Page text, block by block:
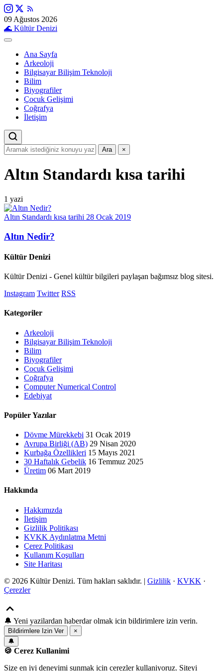
09 Ağustos 2026
🌊 Kültür Denizi
Ana Sayfa
Arkeoloji
Bilgisayar Bilişim Teknoloji
Bilim
Biyografiler
Çocuk Gelişimi
Coğrafya
İletişim
Ara ×
Altın Standardı kısa tarihi
1 yazi
Altın Standardı kısa tarihi 28 Ocak 2019
Altın Nedir?
Kültür Denizi
Kültür Denizi - Genel kültür bilgileri paylaşan bağımsız blog sitesi.
Instagram Twitter RSS
Kategoriler
Arkeoloji
Bilgisayar Bilişim Teknoloji
Bilim
Biyografiler
Çocuk Gelişimi
Coğrafya
Computer Numerical Control
Edebiyat
Popüler Yazılar
Dövme Mürekkebi 31 Ocak 2019
Avrupa Birliği (AB) 29 Nisan 2020
Kurbağa Özellikleri 15 Mayıs 2021
30 Haftalık Gebelik 16 Temmuz 2025
Üretim 06 Mart 2019
Hakkında
Hakkımızda
İletişim
Gizlilik Politikası
KVKK Aydınlatma Metni
Çerez Politikası
Kullanım Koşulları
Site Haritası
© 2026 Kültür Denizi. Tüm hakları saklıdır. | Gizlilik · KVKK ·
Çerezler
🔔 Yeni yazilardan haberdar olmak icin bildirimlere izin verin.
Bildirimlere Izin Ver
×
🔔
🍪 Cerez Kullanimi
Size en iyi deneyimi sunmak icin cerezler kullaniyoruz. Siteyi